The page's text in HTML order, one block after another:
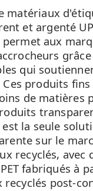
matériaux
et argenté
permet aux
qui
produits
de matières
est la seule
sur le
recyclés, avec
fabriqués à
recyclés post-